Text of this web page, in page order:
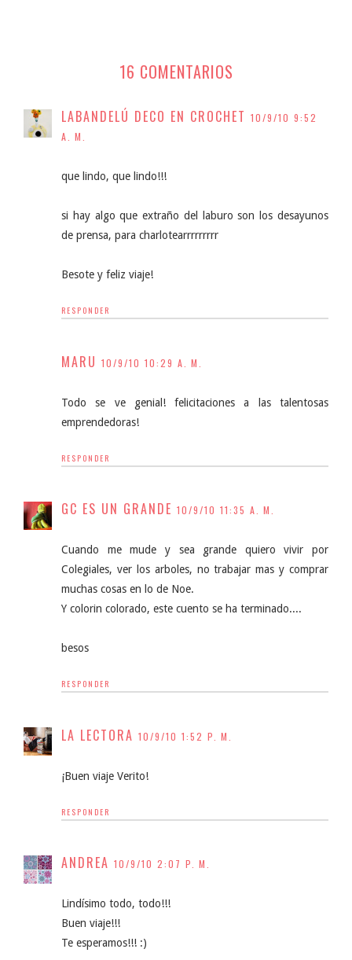
16 COMENTARIOS
LABANDELÚ DECO EN CROCHET 10/9/10 9:52
A. M.
que lindo, que lindo!!!
si hay algo que extraño del laburo son los desayunos
de prensa, para charlotearrrrrrrrr
Besote y feliz viaje!
RESPONDER
MARU 10/9/10 10:29 A. M.
Todo se ve genial! felicitaciones a las talentosas
emprendedoras!
RESPONDER
GC ES UN GRANDE 10/9/10 11:35 A. M.
Cuando me mude y sea grande quiero vivir por
Colegiales, ver los arboles, no trabajar mas y comprar
muchas cosas en lo de Noe.
Y colorin colorado, este cuento se ha terminado....
besos
RESPONDER
LA LECTORA 10/9/10 1:52 P. M.
¡Buen viaje Verito!
RESPONDER
ANDREA 10/9/10 2:07 P. M.
Lindísimo todo, todo!!!
Buen viaje!!!
Te esperamos!!! :)